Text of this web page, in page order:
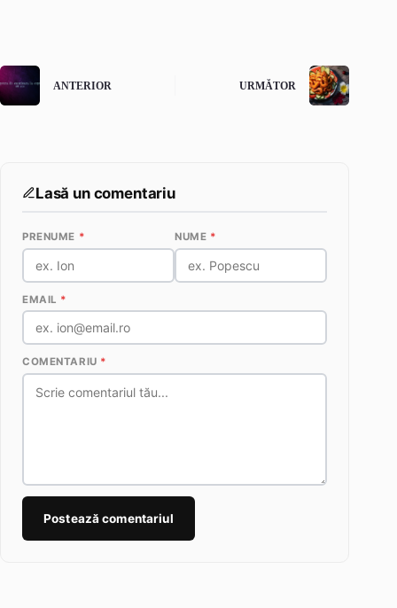
ANTERIOR URMĂTOR
Lasă un comentariu
PRENUME * NUME *
EMAIL *
COMENTARIU *
Postează comentariul